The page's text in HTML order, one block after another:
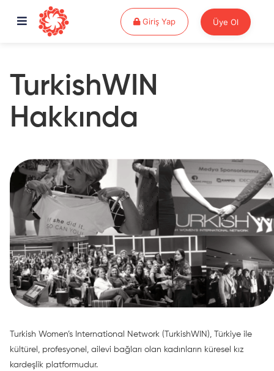
Giriş YapGiriş Yap Üye Ol
TurkishWIN
Hakkında
Turkish Women’s International Network (TurkishWIN), Türkiye ile
kültürel, profesyonel, ailevi bağları olan kadınların küresel kız
kardeşlik platformudur.